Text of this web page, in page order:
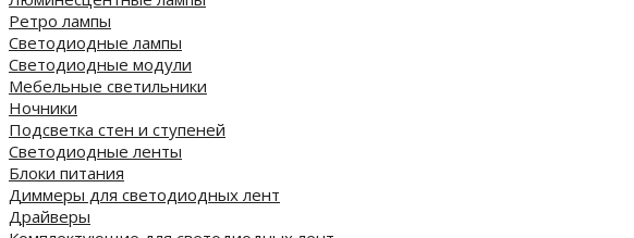
Ретро лампы
Светодиодные лампы
Светодиодные модули
Мебельные светильники
Ночники
Подсветка стен и ступеней
Светодиодные ленты
Блоки питания
Диммеры для светодиодных лент
Драйверы